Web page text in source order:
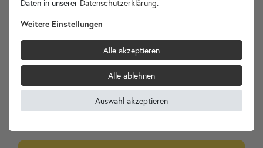
Daten in unserer Daten­schutz­erklärung.
Weitere Einstellungen
Alle akzeptieren
Alle ablehnen
Auswahl akzeptieren